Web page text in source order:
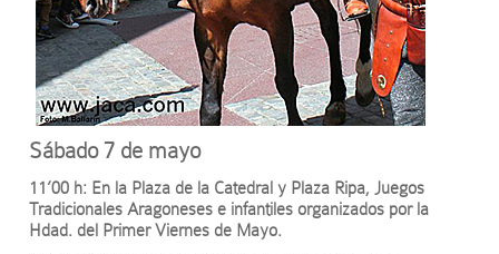
Sábado 7 de mayo
11’00 h: En la Plaza de la Catedral y Plaza Ripa, Juegos
Tradicionales Aragoneses e infantiles organizados por la
Hdad. del Primer Viernes de Mayo.